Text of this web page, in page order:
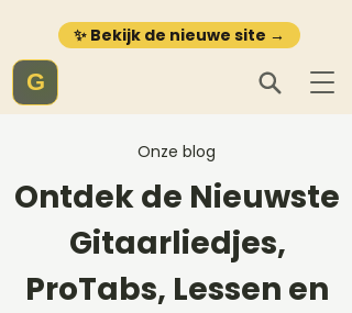
✨ Bekijk de nieuwe site →
G
Onze blog
Ontdek de Nieuwste
Gitaarliedjes,
ProTabs, Lessen en